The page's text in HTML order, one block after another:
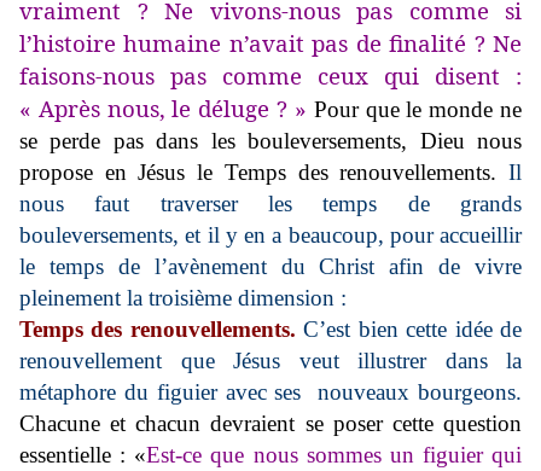
vraiment ? Ne vivons-nous pas comme si
l’histoire humaine n’avait pas de finalité ? Ne
faisons-nous pas comme ceux qui disent :
« Après nous, le déluge ? » Pour que le monde ne
se perde pas dans les bouleversements, Dieu nous
propose en Jésus le Temps des renouvellements. Il
nous faut traverser les temps de grands
bouleversements, et il y en a beaucoup, pour accueillir
le temps de l’avènement du Christ afin de vivre
pleinement la troisième dimension :
Temps des renouvellements.C’est bien cette idée de
renouvellement que Jésus veut illustrer dans la
métaphore du figuier avec ses nouveaux bourgeons.
Chacune et chacun devraient se poser cette question
essentielle : «Est-ce que nous sommes un figuier qui